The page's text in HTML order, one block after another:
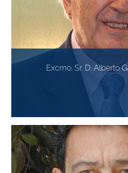
Excmo. Sr. D. Alberto